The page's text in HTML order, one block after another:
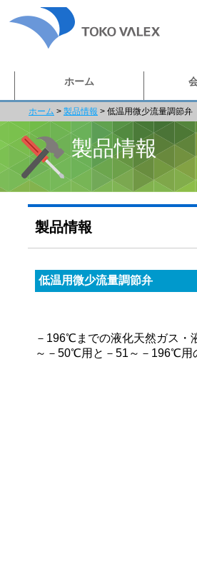
ホーム
ホーム > 製品情報 > 低温用微少流量調節弁
製品情報
製品情報
低温用微少流量調節弁
－196℃までの液化天然ガス・
～－50℃用と－51～－196℃用